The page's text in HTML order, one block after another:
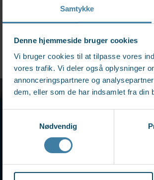
Samtykke
Denne hjemmeside bruger cookies
Vi bruger cookies til at tilpasse vores
vores trafik. Vi deler også oplysninger
annonceringspartnere og
dem, eller som de har indsamlet fra din
Nødvendig
Vores brands